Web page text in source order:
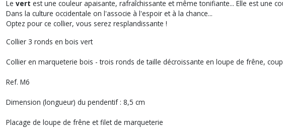
Le vert est une couleur apaisante, rafraîchissante et même tonifiante... Elle est une
Dans la culture occidentale on l'associe à l'espoir et à la chance...
Optez pour ce collier, vous serez resplandissante !
Collier 3 ronds en bois vert
Collier en marqueterie bois - trois ronds de taille décroissante en loupe de frêne,
Ref. M6
Dimension (longueur) du pendentif : 8,5 cm
Placage de loupe de frêne et filet de marqueterie